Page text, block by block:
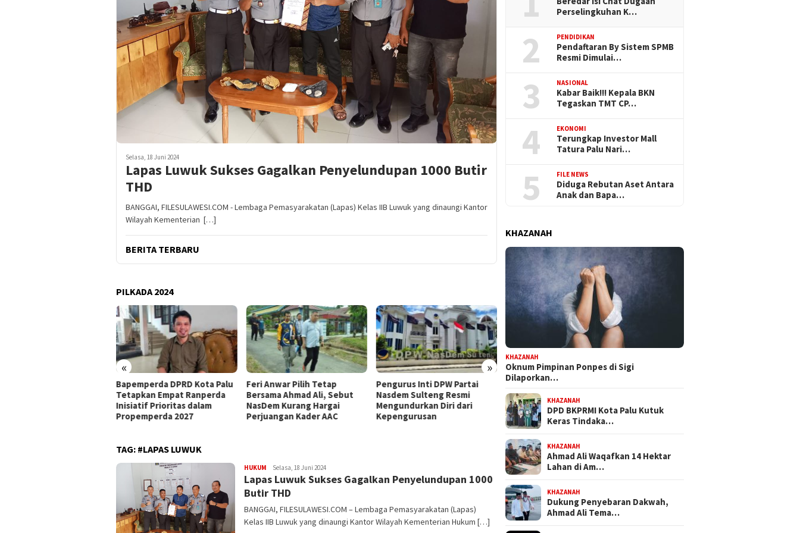
Selasa, 18 Juni 2024
Lapas Luwuk Sukses Gagalkan Penyelundupan 1000 Butir
THD
BANGGAI, FILESULAWESI.COM - Lembaga Pemasyarakatan (Lapas) Kelas IIB Luwuk yang dinaungi Kantor
Wilayah Kementerian […]
BERITA TERBARU
PILKADA 2024
« »
Bapemperda DPRD Kota Palu
Tetapkan Empat Ranperda
Inisiatif Prioritas dalam
Propemperda 2027
Feri Anwar Pilih Tetap
Bersama Ahmad Ali, Sebut
NasDem Kurang Hargai
Perjuangan Kader AAC
Pengurus Inti DPW Partai
Nasdem Sulteng Resmi
Mengundurkan Diri dari
Kepengurusan
Komisi III DPRD Sulteng
Turun ke PT CPM, Isu
Pencemaran hingga
Kontribusi PAD Jadi Sorotan
Pilwalkot Palu 2029
TAG: #LAPAS LUWUK
HUKUM FILESULAWESI
Selasa, 18 Juni 2024
Lapas Luwuk Sukses Gagalkan Penyelundupan 1000
Butir THD
BANGGAI, FILESULAWESI.COM – Lembaga Pemasyarakatan (Lapas)
Kelas IIB Luwuk yang dinaungi Kantor Wilayah Kementerian Hukum […]
Perselingkuhan K…
2 PENDIDIKAN
Pendaftaran By Sistem SPMB
Resmi Dimulai…
3 NASIONAL
Kabar Baik!!! Kepala BKN
Tegaskan TMT CP…
4 EKONOMI
Terungkap Investor Mall
Tatura Palu Nari…
5 FILE NEWS
Diduga Rebutan Aset Antara
Anak dan Bapa…
KHAZANAH
KHAZANAH
Oknum Pimpinan Ponpes di Sigi
Dilaporkan…
KHAZANAH
DPD BKPRMI Kota Palu Kutuk
Keras Tindaka…
KHAZANAH
Ahmad Ali Waqafkan 14 Hektar
Lahan di Am…
KHAZANAH
Dukung Penyebaran Dakwah,
Ahmad Ali Tema…